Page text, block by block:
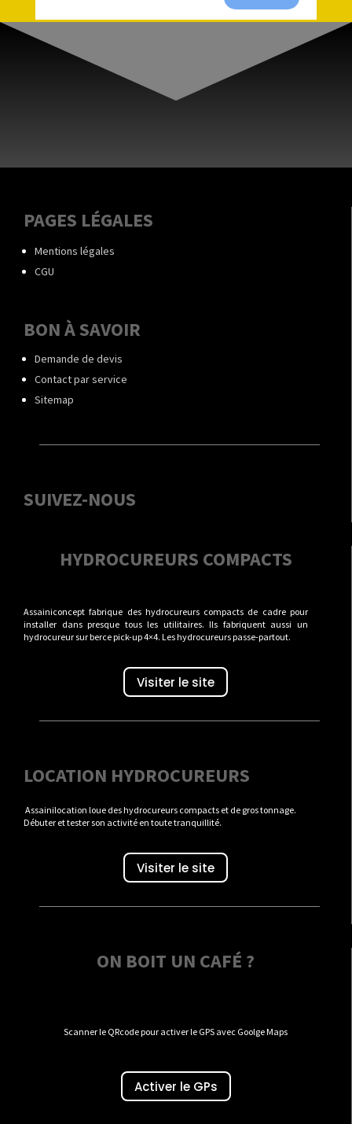
PAGES LÉGALES
Mentions légales
CGU
BON À SAVOIR
Demande de devis
Contact par service
Sitemap
SUIVEZ-NOUS
HYDROCUREURS COMPACTS
Assainiconcept fabrique des hydrocureurs compacts de cadre pour
installer dans presque tous les utilitaires. Ils fabriquent aussi un
hydrocureur sur berce pick-up 4×4. Les hydrocureurs passe-partout.
Visiter le site
LOCATION HYDROCUREURS
Assainilocation loue des hydrocureurs compacts et de gros tonnage.
Débuter et tester son activité en toute tranquillité.
Visiter le site
ON BOIT UN CAFÉ ?
Scanner le QRcode pour activer le GPS avec Goolge Maps
Activer le GPs